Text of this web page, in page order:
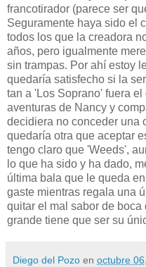
francotirador (parece ser
Seguramente haya sido el
todos los que la creadora
años, pero igualmente
sin trampas. Por ahí estoy
quedaría satisfecho si la
tan a 'Los Soprano' fuera
aventuras de Nancy y
decidiera no conceder una
quedaría otra que aceptar
tengo claro que 'Weeds',
lo que ha sido y ha dado,
última bala que le queda
gaste mientras regala una
quitar el mal sabor de
grande tiene que ser su
Diego del Pozo en octubre